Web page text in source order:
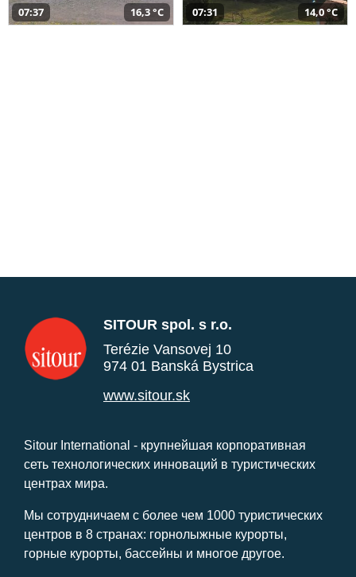
07:37 16,3 °C 07:31 14,0 °C
SITOUR spol. s r.o.
Terézie Vansovej 10
974 01 Banská Bystrica
www.sitour.sk
Sitour International - крупнейшая корпоративная
сеть технологических инноваций в туристических
центрах мира.
Мы сотрудничаем с более чем 1000 туристических
центров в 8 странах: горнолыжные курорты,
горные курорты, бассейны и многое другое.